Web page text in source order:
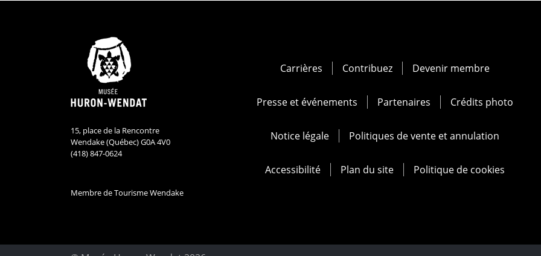
15, place de la Rencontre
Wendake (Québec) G0A 4V0
(418) 847-0624
Membre de Tourisme Wendake
Carrières Contribuez Devenir membre
Presse et événements Partenaires Crédits photo
Notice légale Politiques de vente et annulation
Accessibilité Plan du site Politique de cookies